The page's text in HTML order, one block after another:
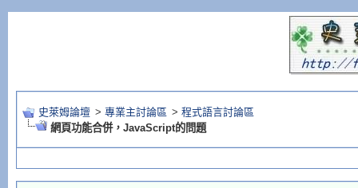
史萊姆論壇 > 專業主討論區 > 程式語言討論區
網頁功能合併，JavaScript的問題